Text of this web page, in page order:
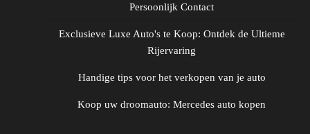
Persoonlijk Contact
Exclusieve Luxe Auto's te Koop: Ontdek de Ultieme
Rijervaring
Handige tips voor het verkopen van je auto
Koop uw droomauto: Mercedes auto kopen